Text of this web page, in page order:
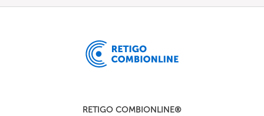
RETIGO COMBIONLINE®